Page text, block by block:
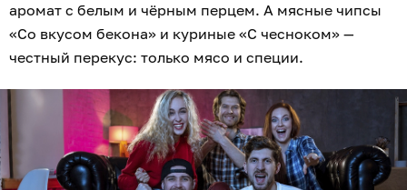
аромат с белым и чёрным перцем. А мясные чипсы
«Со вкусом бекона» и куриные «С чесноком» —
честный перекус: только мясо и специи.